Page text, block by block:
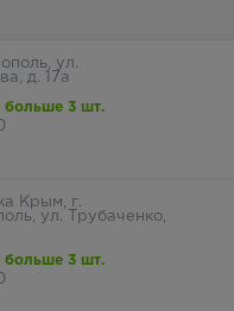
ул.
д. 17а
больше 3 шт.
Крым, г.
ул. Трубаченко,
больше 3 шт.